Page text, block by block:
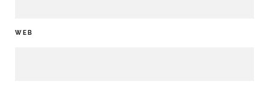
WEB